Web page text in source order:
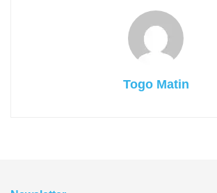
Togo Matin